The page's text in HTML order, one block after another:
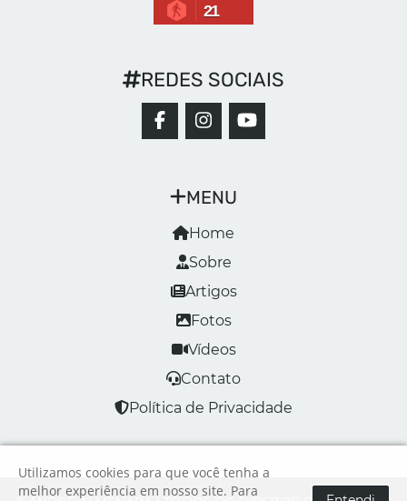
21
MENU
Home
Sobre
Artigos
Fotos
Vídeos
Contato
Política de Privacidade
REDES SOCIAIS
Utilizamos cookies para que você tenha a
melhor experiência em nosso site. Para